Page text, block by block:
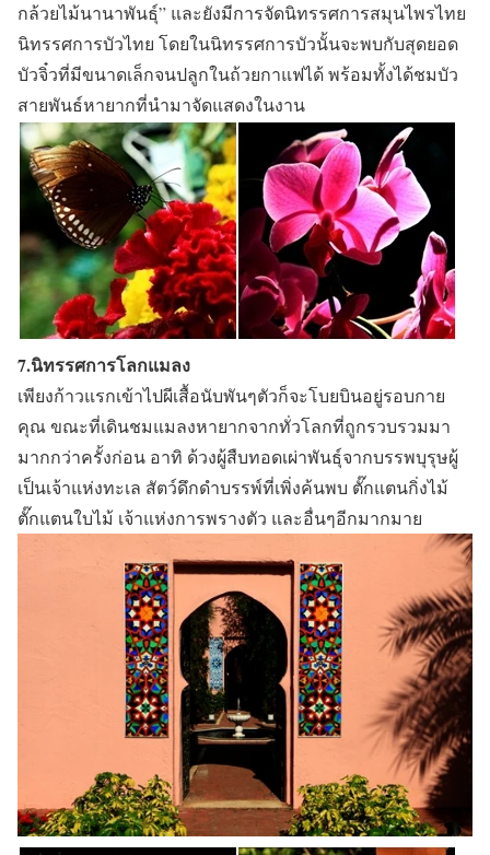
กล้วยไม้นานาพันธุ์” และยังมีการจัดนิทรรศการสมุนไพรไทย
นิทรรศการบัวไทย โดยในนิทรรศการบัวนั้นจะพบกับสุดยอด
บัวจิ๋วที่มีขนาดเล็กจนปลูกในถ้วยกาแฟได้ พร้อมทั้งได้ชมบัว
สายพันธ์หายากที่นำมาจัดแสดงในงาน
7.นิทรรศการโลกแมลง
เพียงก้าวแรกเข้าไปผีเสื้อนับพันๆตัวก็จะโบยบินอยู่รอบกาย
คุณ ขณะที่เดินชมแมลงหายากจากทั่วโลกที่ถูกรวบรวมมา
มากกว่าครั้งก่อน อาทิ ด้วงผู้สืบทอดเผ่าพันธุ์จากบรรพบุรุษผู้
เป็นเจ้าแห่งทะเล สัตว์ดึกดำบรรพ์ที่เพิ่งค้นพบ ตั๊กแตนกิ่งไม้
ตั๊กแตนใบไม้ เจ้าแห่งการพรางตัว และอื่นๆอีกมากมาย